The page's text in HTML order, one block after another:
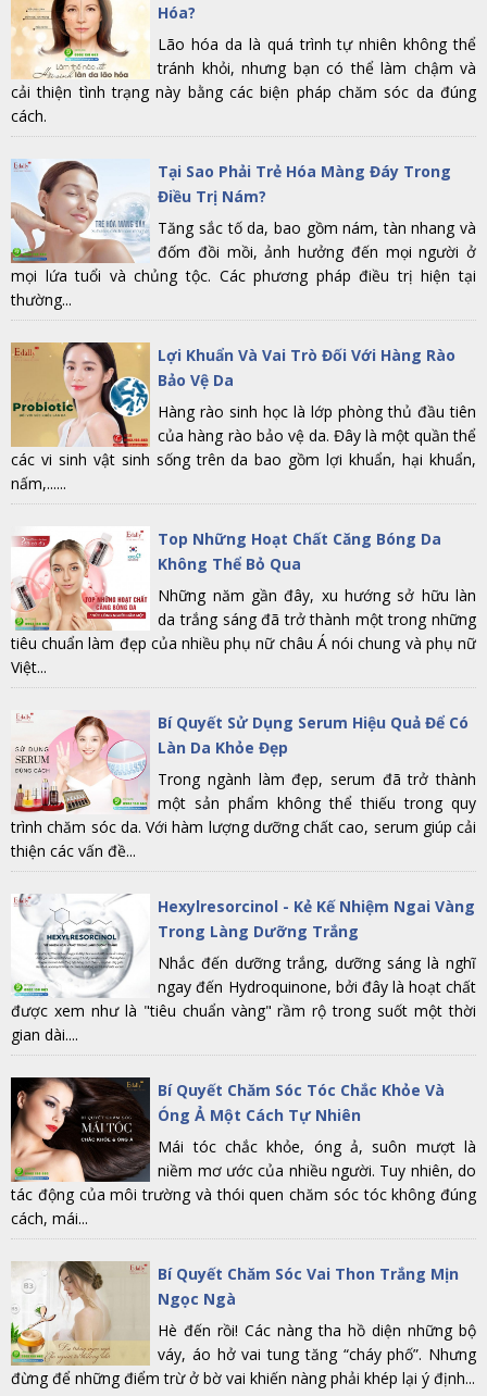
Hóa?
Lão hóa da là quá trình tự nhiên không thể
tránh khỏi, nhưng bạn có thể làm chậm và
cải thiện tình trạng này bằng các biện pháp chăm sóc da đúng
cách.
Tại Sao Phải Trẻ Hóa Màng Đáy Trong
Điều Trị Nám?
Tăng sắc tố da, bao gồm nám, tàn nhang và
đốm đồi mồi, ảnh hưởng đến mọi người ở
mọi lứa tuổi và chủng tộc. Các phương pháp điều trị hiện tại
thường...
Lợi Khuẩn Và Vai Trò Đối Với Hàng Rào
Bảo Vệ Da
Hàng rào sinh học là lớp phòng thủ đầu tiên
của hàng rào bảo vệ da. Đây là một quần thể
các vi sinh vật sinh sống trên da bao gồm lợi khuẩn, hại khuẩn,
nấm,......
Top Những Hoạt Chất Căng Bóng Da
Không Thể Bỏ Qua
Những năm gần đây, xu hướng sở hữu làn
da trắng sáng đã trở thành một trong những
tiêu chuẩn làm đẹp của nhiều phụ nữ châu Á nói chung và phụ nữ
Việt...
Bí Quyết Sử Dụng Serum Hiệu Quả Để Có
Làn Da Khỏe Đẹp
Trong ngành làm đẹp, serum đã trở thành
một sản phẩm không thể thiếu trong quy
trình chăm sóc da. Với hàm lượng dưỡng chất cao, serum giúp cải
thiện các vấn đề...
Hexylresorcinol - Kẻ Kế Nhiệm Ngai Vàng
Trong Làng Dưỡng Trắng
Nhắc đến dưỡng trắng, dưỡng sáng là nghĩ
ngay đến Hydroquinone, bởi đây là hoạt chất
được xem như là "tiêu chuẩn vàng" rầm rộ trong suốt một thời
gian dài....
Bí Quyết Chăm Sóc Tóc Chắc Khỏe Và
Óng Ả Một Cách Tự Nhiên
Mái tóc chắc khỏe, óng ả, suôn mượt là
niềm mơ ước của nhiều người. Tuy nhiên, do
tác động của môi trường và thói quen chăm sóc tóc không đúng
cách, mái...
Bí Quyết Chăm Sóc Vai Thon Trắng Mịn
Ngọc Ngà
Hè đến rồi! Các nàng tha hồ diện những bộ
váy, áo hở vai tung tăng “cháy phố”. Nhưng
đừng để những điểm trừ ở bờ vai khiến nàng phải khép lại ý định...